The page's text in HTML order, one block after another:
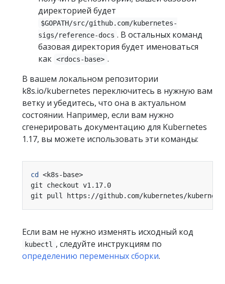
директорией будет
$GOPATH/src/github.com/kubernetes-
sigs/reference-docs . В остальных команд
базовая директория будет именоваться
как <rdocs-base> .
В вашем локальном репозитории
k8s.io/kubernetes переключитесь в нужную вам
ветку и убедитесь, что она в актуальном
состоянии. Например, если вам нужно
сгенерировать документацию для Kubernetes
1.17, вы можете использовать эти команды:
cd
Если вам не нужно изменять исходный код
kubectl
, следуйте инструкциям по
определению переменных сборки.